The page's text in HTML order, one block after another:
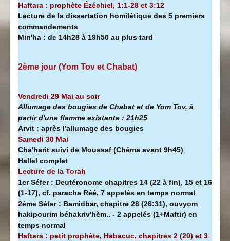
Haftara : prophète Ézéchiel, 1:1-28 et 3:12
Lecture de la dissertation homilétique des 5 premiers
commandements
Min'ha : de 14h28 à 19h50 au plus tard
2ème jour (Yom Tov et Chabat)
Vendredi 29 Mai au soir
Allumage des bougies de Chabat et de Yom Tov, à
partir d'une flamme existante : 21h25
Arvit : après l'allumage des bougies
Samedi 30 Mai
Cha'harit suivi de Moussaf (Chéma avant 9h45)
Hallel complet
Lecture de la Torah
1er Séfer : Deutéronome chapitres 14 (22 à fin), 15 et 16
(1-17), cf. paracha Réé, 7 appelés en temps normal
2ème Séfer : Bamidbar, chapitre 28 (26:31), ouvyom
hakipourim béhakriv'hèm.. - 2 appelés (1+Maftir) en
temps normal
Haftara : petit prophète, Habacuc, chapitres 2 (20) et 3